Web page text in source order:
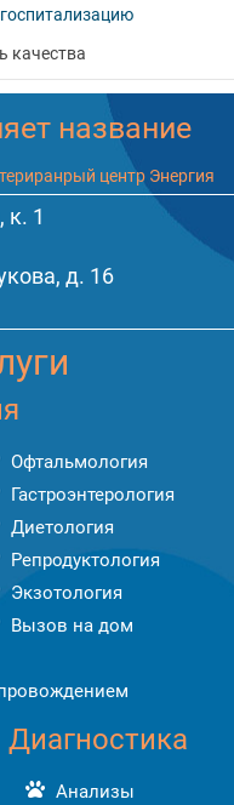
качества
название
к. 1
д. 16
Офтальмология
Гастроэнтерология
Диетология
Репродуктология
Экзотология
Вызов на дом
Диагностика
Анализы